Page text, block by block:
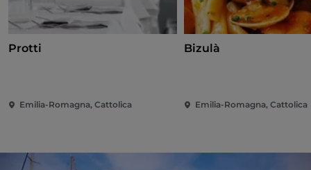
Protti
Emilia-Romagna, Cattolica
Bizulà
Emilia-Romagna, Cattolica